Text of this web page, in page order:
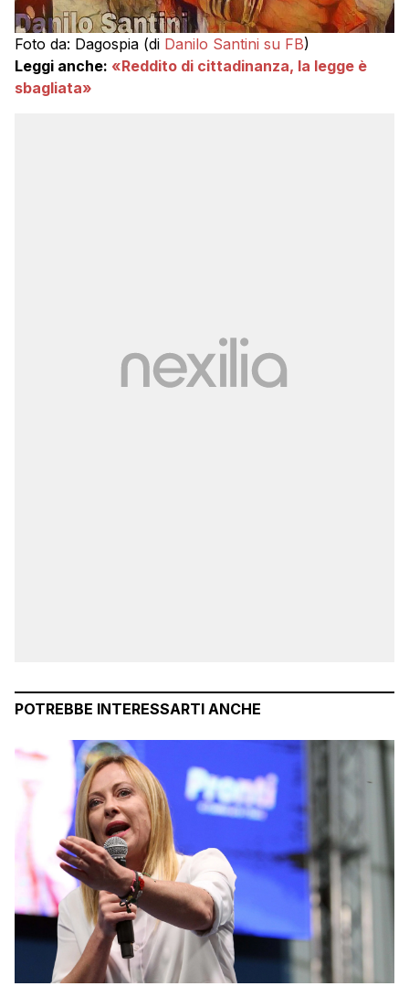
Foto da: Dagospia (di Danilo Santini su FB)
Leggi anche: «Reddito di cittadinanza, la legge è
sbagliata»
POTREBBE INTERESSARTI ANCHE